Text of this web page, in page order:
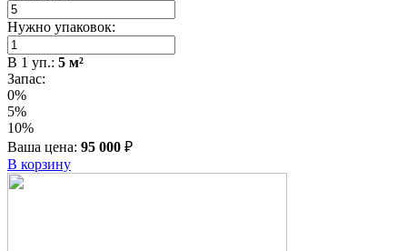
Нужно упаковок:
В 1 уп.: 5 м²
Запас:
0%
5%
10%
Ваша цена: 95 000 ₽
В корзину